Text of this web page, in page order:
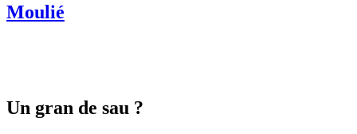
Moulié
Un gran de sau ?